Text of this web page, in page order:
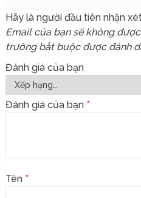
Hãy là người đầu tiên nhận
Email của bạn sẽ không
trường bắt buộc được đánh
Đánh giá của bạn
Đánh giá của bạn *
Tên *